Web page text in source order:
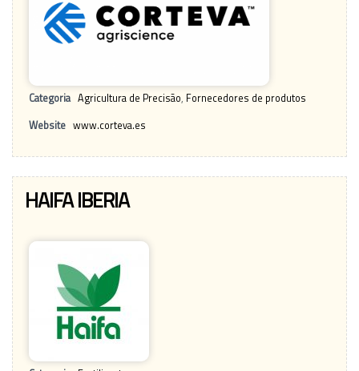
Categoria Agricultura de Precisão, Fornecedores de produtos
Website www.corteva.es
HAIFA IBERIA